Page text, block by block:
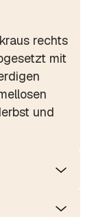
rechts
mit
und